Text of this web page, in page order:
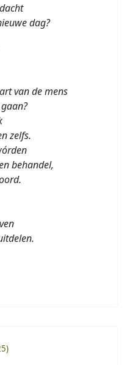
dag?
van de mens
zelfs.
behandel,